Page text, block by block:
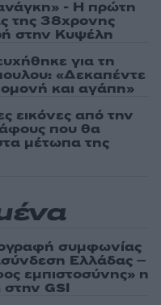
- Η πρώτη
της 38χρονης
στην Κυψέλη
για τη
«Δεκαπέντε
και αγάπη»
εικόνες από την
που θα
μέτωπα της
συμφωνίας
Ελλάδας –
εμπιστοσύνης» η
GSI